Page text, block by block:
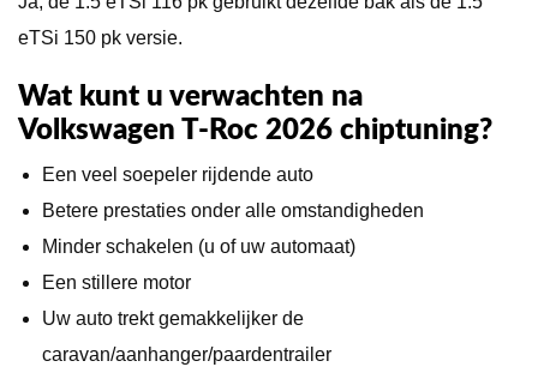
eTSi 150 pk versie.
Wat kunt u verwachten na
Volkswagen T-Roc 2026 chiptuning?
Een veel soepeler rijdende auto
Betere prestaties onder alle omstandigheden
Minder schakelen (u of uw automaat)
Een stillere motor
Uw auto trekt gemakkelijker de
caravan/aanhanger/paardentrailer